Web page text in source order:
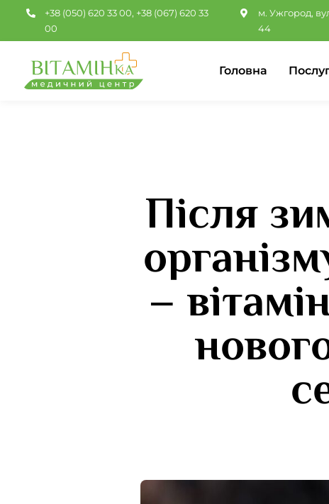
Перейти+38 (050) 620 33 00, +38 (067) 620 33
00
м. Ужгород,
44
Головна
Після
–